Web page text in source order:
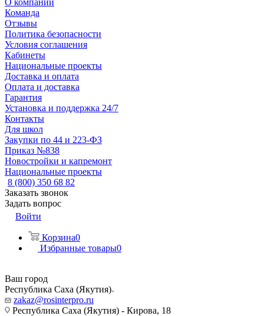
О компании
Команда
Отзывы
Политика безопасности
Условия соглашения
Кабинеты
Национальные проекты
Доставка и оплата
Оплата и доставка
Гарантия
Установка и поддержка 24/7
Контакты
Для школ
Закупки по 44 и 223-ФЗ
Приказ №838
Новостройки и капремонт
Национальные проекты
8 (800) 350 68 82
Заказать звонок
Задать вопрос
Войти
Корзина0
Избранные товары0
Ваш город
Республика Саха (Якутия)
zakaz@rosinterpro.ru
Республика Саха (Якутия) - Кирова, 18